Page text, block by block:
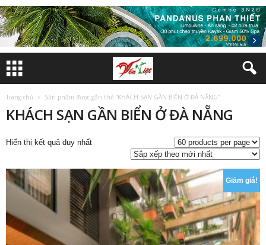
Trang chủ Sản phẩm được gắn thẻ “KHÁCH SẠN GẦN BIỂN Ở ĐÀ NẴNG”
KHÁCH SẠN GẦN BIỂN Ở ĐÀ NẴNG
Hiển thị kết quả duy nhất
Giảm giá!